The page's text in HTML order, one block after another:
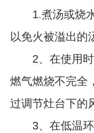
1.煮汤或烧水
以免火被溢出的
2、在使用时
燃气燃烧不完全
过调节灶台下的
3、在低温环